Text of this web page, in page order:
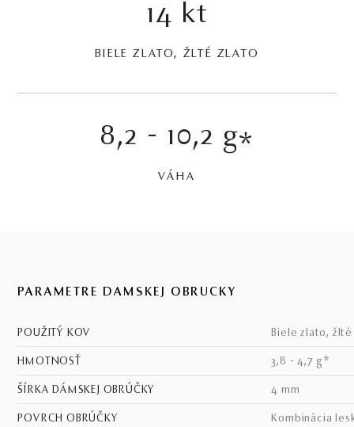
14 kt
BIELE ZLATO, ŽLTÉ ZLATO
8,2 - 10,2 g*
VÁHA
PARAMETRE DÁMSKEJ OBRÚČKY
POUŽITÝ KOV biele zlato,
HMOTNOSŤ 3,8 - 4,7 g*
ŠÍRKA DÁMSKEJ OBRÚČKY 4 mm
POVRCH OBRÚČKY kombinácia